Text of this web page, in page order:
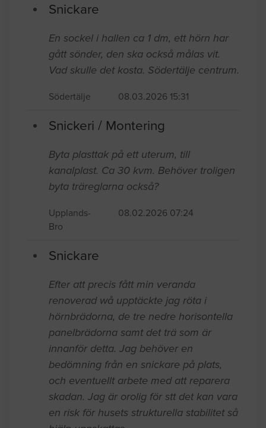
Snickare
En sockel i hallen ca 1 dm, ett hörn har
gått sönder, den ska också målas vit.
Vad skulle det kosta. Södertälje centrum.
Södertälje 08.03.2026 15:31
Snickeri / Montering
Byta plasttak på ett uterum, till
kanalplast. Ca 30 kvm. Behöver troligen
byta träreglarna också?
Upplands-
Bro
08.02.2026 07:24
Snickare
Efter att precis fått min veranda
renoverad wå upptäckte jag röta i
hörnbrädorna, de tre nedre horisontella
panelbrädorna samt det trä som är
innanför detta. Jag behöver en
bedömning från en snickare på plats,
och eventuellt arbete med att reparera
skadan. Jag är orolig för stt det kan vara
en risk för husets strukturella stabilitet så